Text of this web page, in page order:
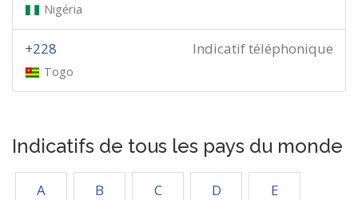
Nigéria
Indicatif téléphonique
+228
Togo
Indicatifs de tous les pays du monde
A B C D E